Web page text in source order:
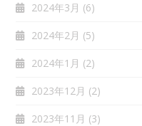
2024年3月 (6)
2024年2月 (5)
2024年1月 (2)
2023年12月 (2)
2023年11月 (3)